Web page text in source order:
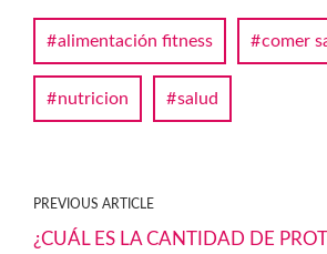
b
o
o
k
itt
er
ail m
p
ar
tir
alimentación fitness comer
nutricion salud
PREVIOUS ARTICLE
¿CUÁL ES LA CANTIDAD DE